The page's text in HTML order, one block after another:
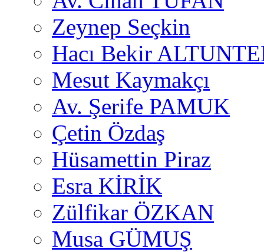
Zeynep Seçkin
Hacı Bekir
Mesut Kaymakçı
Av. Şerife PAMUK
Çetin Özdaş
Hüsamettin Piraz
Esra KİRİK
Zülfikar ÖZKAN
Musa GÜMUŞ